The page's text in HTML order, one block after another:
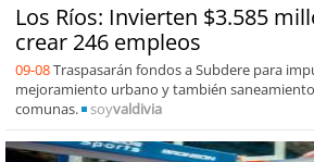
Los Ríos: Invierten $3.585
crear 246 empleos
09-08Traspasarán fondos a Subdere para
mejoramiento urbano y también
comunas.
soyvaldivia